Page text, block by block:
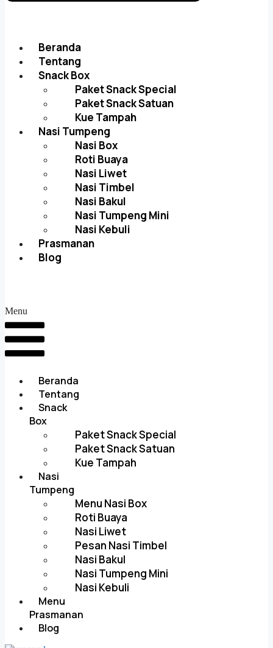
Beranda
Tentang
Snack Box
Paket Snack Special
Paket Snack Satuan
Kue Tampah
Nasi Tumpeng
Nasi Box
Roti Buaya
Nasi Liwet
Nasi Timbel
Nasi Bakul
Nasi Tumpeng Mini
Nasi Kebuli
Prasmanan
Blog
Menu
Beranda
Tentang
Snack
Box
Paket Snack Special
Paket Snack Satuan
Kue Tampah
Nasi
Tumpeng
Menu Nasi Box
Roti Buaya
Nasi Liwet
Pesan Nasi Timbel
Nasi Bakul
Nasi Tumpeng Mini
Nasi Kebuli
Menu
Prasmanan
Blog